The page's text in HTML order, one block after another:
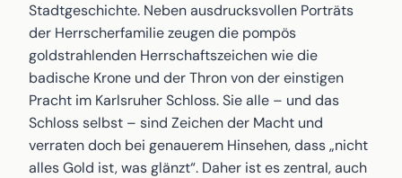
Stadtgeschichte. Neben ausdrucksvollen Porträts
der Herrscherfamilie zeugen die pompös
goldstrahlenden Herrschaftszeichen wie die
badische Krone und der Thron von der einstigen
Pracht im Karlsruher Schloss. Sie alle – und das
Schloss selbst – sind Zeichen der Macht und
verraten doch bei genauerem Hinsehen, dass „nicht
alles Gold ist, was glänzt“. Daher ist es zentral, auch